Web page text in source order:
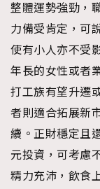
整體運勢強勁，
力備受肯定，可
使有小人亦不受
年長的女性或者
打工族有望升遷
者則適合拓展新
續。正財穩定且
元投資，可考慮
精力充沛，飲食